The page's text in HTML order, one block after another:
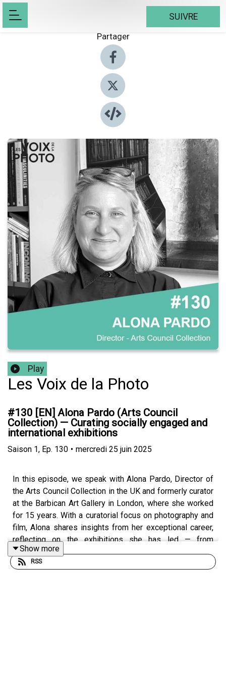
SUIVRE
Partager
Play
Les Voix de la Photo
#130 [EN] Alona Pardo (Arts Council
Collection) — Curating socially engaged and
international exhibitions
Saison 1, Ep. 130 • mercredi 25 juin 2025
In this episode, we speak with Alona Pardo, Director of
the Arts Council Collection in the UK and formerly curator
at the Barbican Art Gallery in London, where she worked
for 15 years. With a curatorial focus on photography and
film, Alona shares insights from her exceptional career,
reflecting on the exhibitions she has led — from
Masculinities: Liberation through Photography
RE/SISTERS: A Lens on Gender and Ecology
Show more
RSS